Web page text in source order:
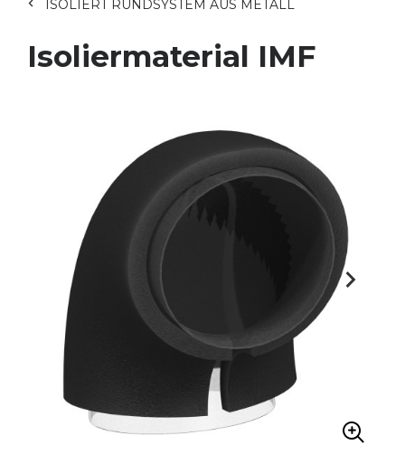
ISOLIERT RUNDSYSTEM AUS METALL
Isoliermaterial IMF